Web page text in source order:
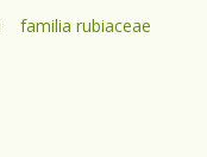
familia rubiaceae